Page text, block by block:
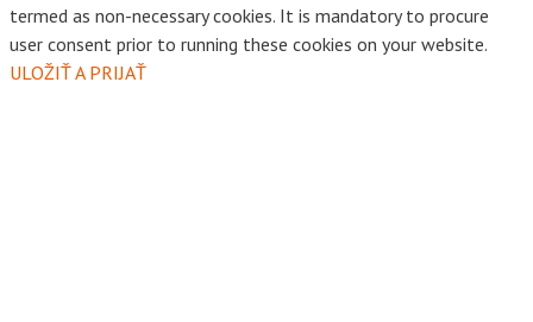
termed as non-necessary cookies. It is mandatory to procure
user consent prior to running these cookies on your website.
ULOŽIŤ A PRIJAŤ